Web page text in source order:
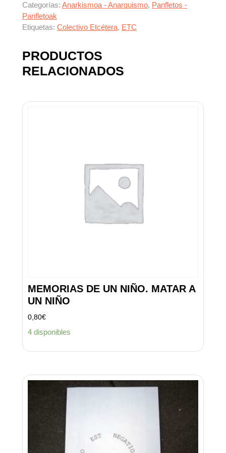
Categorías: Anarkismoa - Anarquismo, Panfletos -
Panfletoak
Etiquetas: Colectivo Etcétera, ETC
PRODUCTOS
RELACIONADOS
MEMORIAS DE UN NIÑO. MATAR A
UN NIÑO
0,80€
4 disponibles